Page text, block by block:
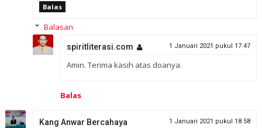
Balas
Balasan
spiritliterasi.com 1 Januari 2021 pukul 17.47
Amin. Terima kasih atas doanya.
Balas
Kang Anwar Bercahaya 1 Januari 2021 pukul 18.58